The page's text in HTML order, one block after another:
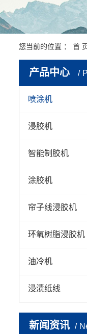
您当前的位置 ： 首
产品中心
喷涂机
浸胶机
智能制胶机
涂胶机
帘子线浸胶机
环氧树脂浸胶机
油冷机
浸渍纸线
新闻资讯